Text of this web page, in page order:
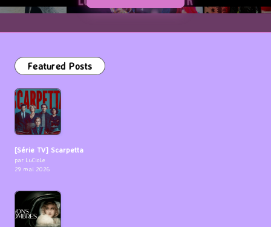
Featured Posts
[Série TV] Scarpetta
par LuCioLe
29 mai 2026